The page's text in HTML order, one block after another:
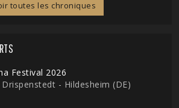
toutes les chroniques
Festival 2026
- Hildesheim (DE)